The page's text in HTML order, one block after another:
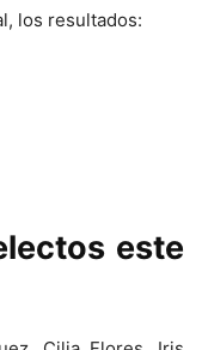
los resultados:
este